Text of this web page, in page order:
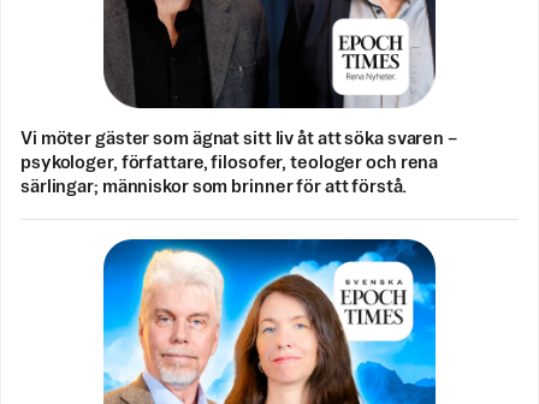
Vi möter gäster som ägnat sitt liv åt att söka svaren –
psykologer, författare, filosofer, teologer och rena
särlingar; människor som brinner för att förstå.